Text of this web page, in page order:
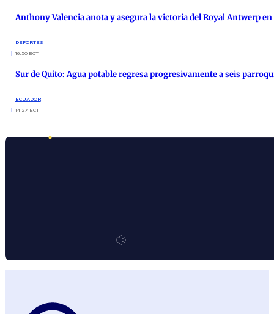
Anthony Valencia anota y asegura la victoria del Royal Antwerp en
DEPORTES
16:50 ECT
Sur de Quito: Agua potable regresa progresivamente a seis
ECUADOR
14:27 ECT